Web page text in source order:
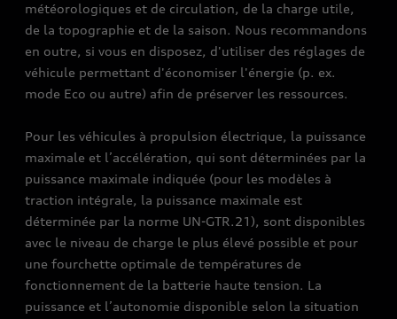
météorologiques et de circulation, de la charge utile,
de la topographie et de la saison. Nous recommandons
en outre, si vous en disposez, d'utiliser des réglages de
véhicule permettant d'économiser l'énergie (p. ex.
mode Eco ou autre) afin de préserver les ressources.
Pour les véhicules à propulsion électrique, la puissance
maximale et l’accélération, qui sont déterminées par la
puissance maximale indiquée (pour les modèles à
traction intégrale, la puissance maximale est
déterminée par la norme UN-GTR.21), sont disponibles
avec le niveau de charge le plus élevé possible et pour
une fourchette optimale de températures de
fonctionnement de la batterie haute tension. La
puissance et l’autonomie disponible selon la situation